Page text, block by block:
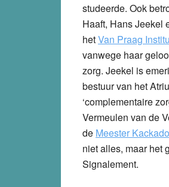
studeerde. Ook
Haaft, Hans Jeekel
hetVan Praag
vanwege haar
zorg. Jeekel is
bestuur van het
‘complementaire
Vermeulen van de
de Meester
niet alles, maar het
Signalement.